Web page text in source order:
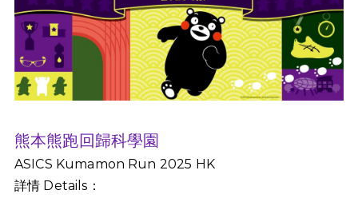
熊本熊跑回歸科學園
ASICS Kumamon Run 2025 HK
詳情 Details：